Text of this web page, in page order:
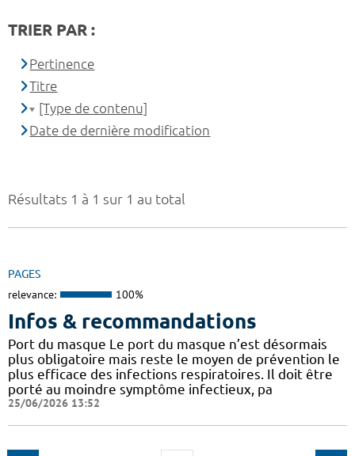
Résultats 1 à 1 sur 1 au total
PAGES
relevance: 100%
Infos & recommandations
Port du masque Le port du masque n’est désormais
plus obligatoire mais reste le moyen de prévention le
plus efficace des infections respiratoires. Il doit être
porté au moindre symptôme infectieux, pa
25/06/2026 13:52
TRIER PAR :
Pertinence
Titre
[Type de contenu]
Date de dernière modification